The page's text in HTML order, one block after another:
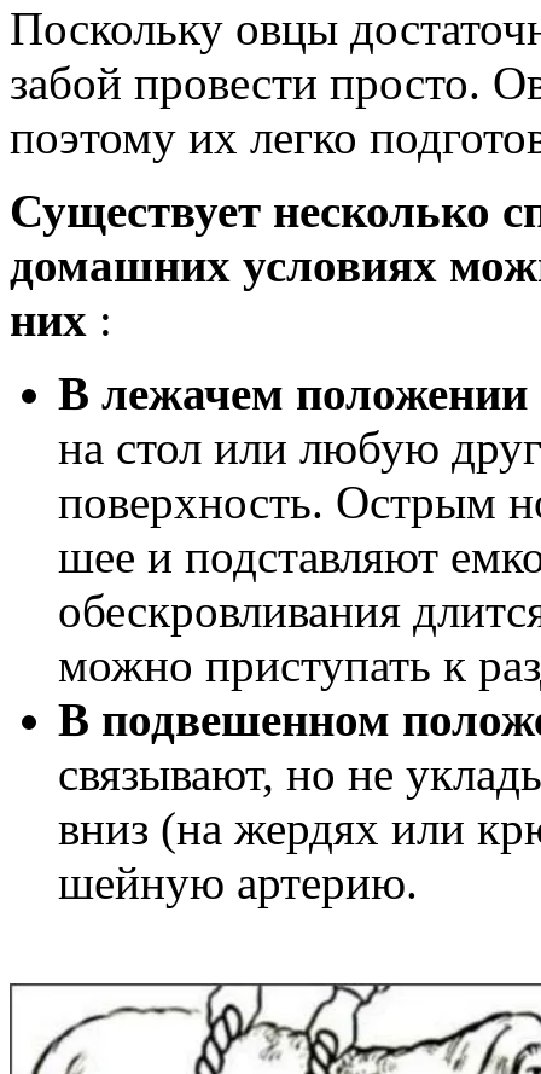
Поскольку овцы
забой провести просто.
поэтому их легко
Существует несколько
домашних условиях
них :
В лежачем положении
на стол или любую
поверхность. Острым
шее и подставляют
обескровливания
можно приступать к
В подвешенном
связывают, но не
вниз (на жердях или
шейную артерию.